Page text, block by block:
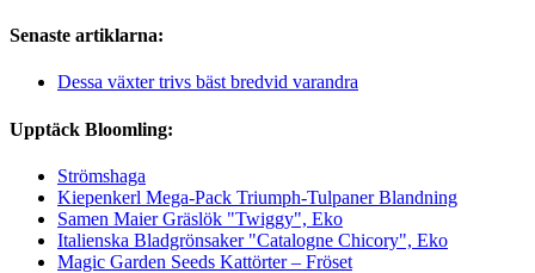
Senaste artiklarna:
Dessa växter trivs bäst bredvid varandra
Upptäck Bloomling:
Strömshaga
Kiepenkerl Mega-Pack Triumph-Tulpaner Blandning
Samen Maier Gräslök "Twiggy", Eko
Italienska Bladgrönsaker "Catalogne Chicory", Eko
Magic Garden Seeds Kattörter – Fröset